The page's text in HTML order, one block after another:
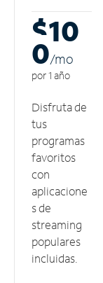
$10
0/mo
por 1 año
Disfruta de
tus
programas
favoritos
con
aplicacione
s de
streaming
populares
incluidas.